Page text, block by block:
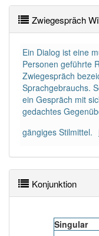
PowerIndex:5
Häufigkeit: 4 von
Wörter mit
Wörter mit
anderen Artikel
Das Wort wird
gehoben
99% unserer
korrekt erraten.
Zwiegespräch
Ein Dialog ist eine
Personen geführte
Zwiegespräch
Sprachgebrauchs.
ein Gespräch mit
gedachtes
gängiges Stilmittel.
Konjunktion
Singular